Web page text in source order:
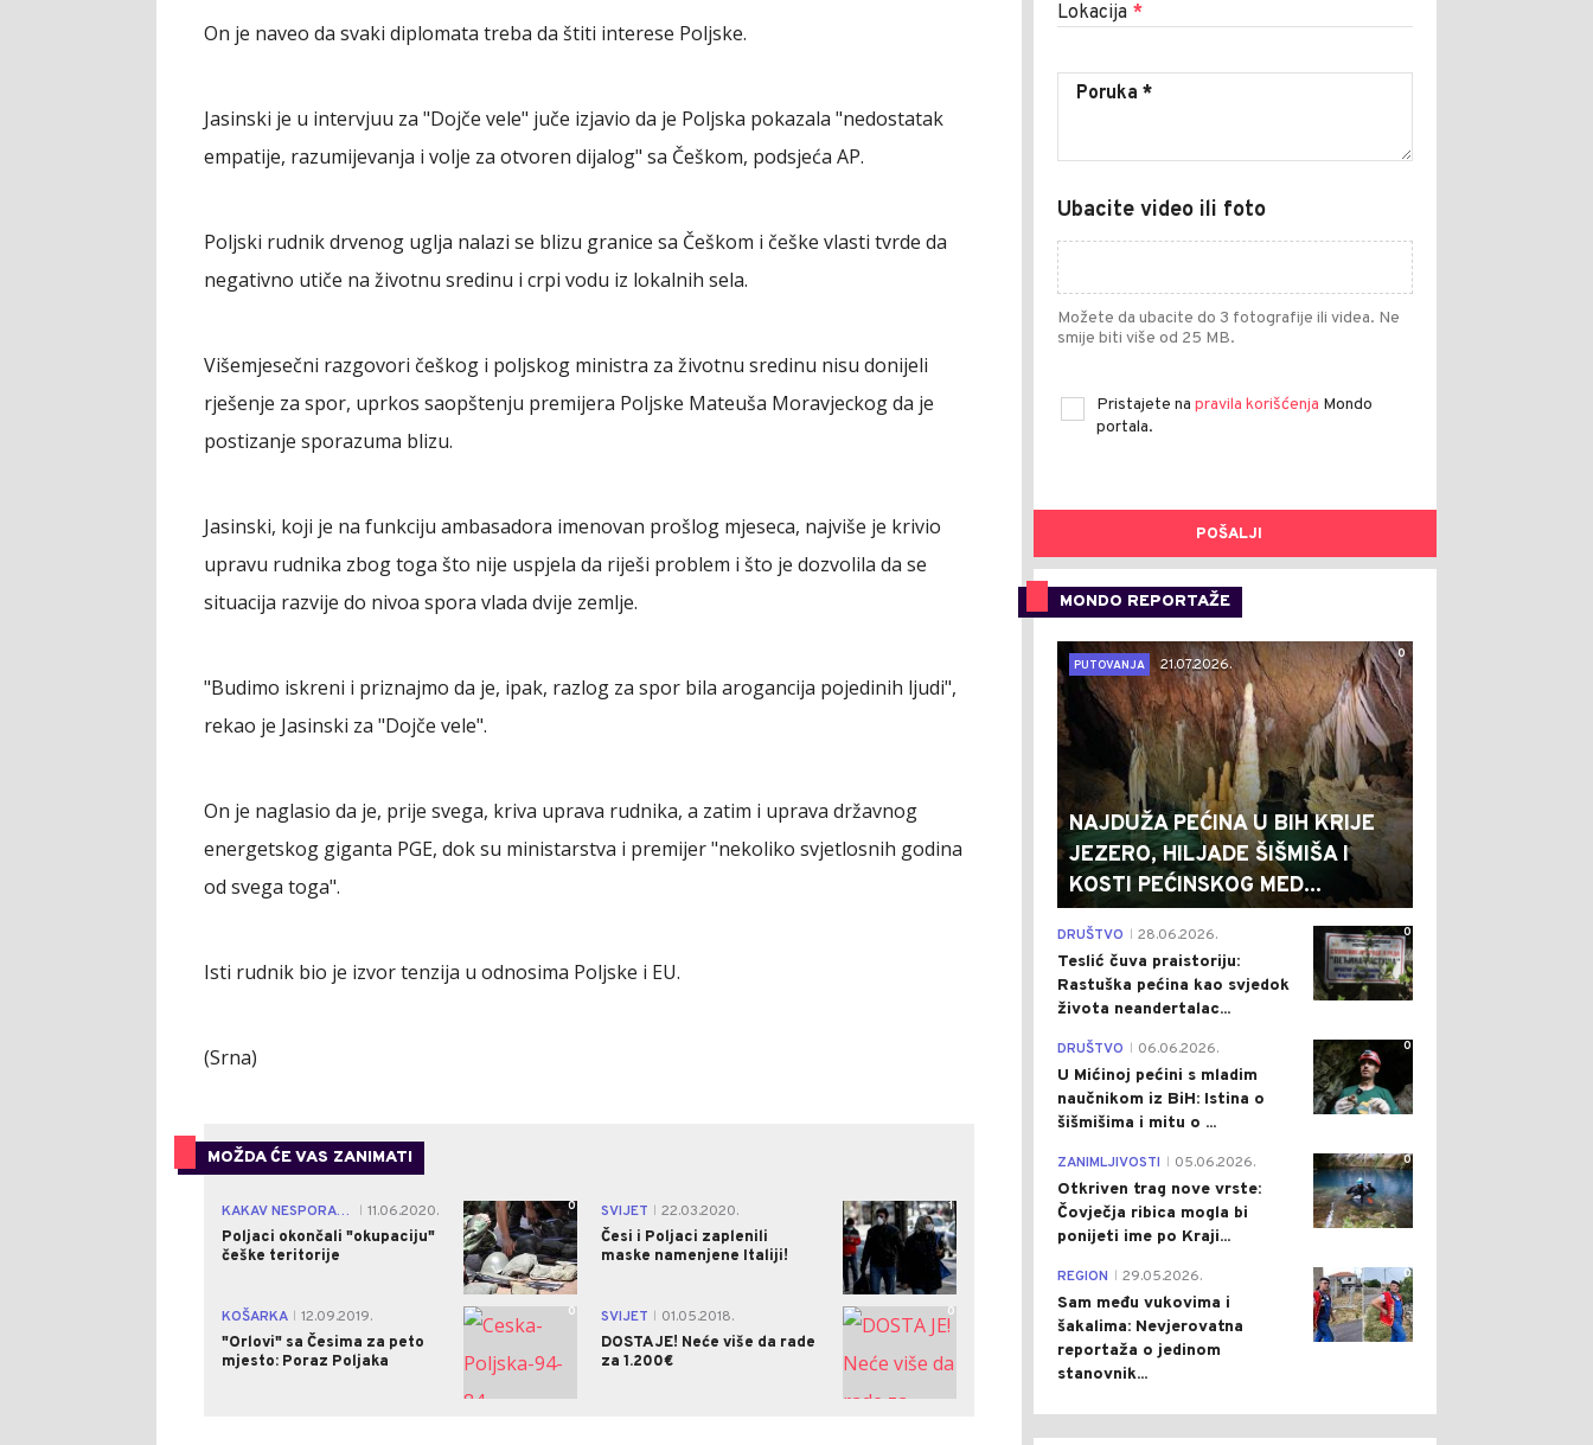
On je naveo da svaki diplomata treba da štiti interese Poljske.
Jasinski je u intervjuu za "Dojče vele" juče izjavio da je Poljska pokazala "nedostatak
empatije, razumijevanja i volje za otvoren dijalog" sa Češkom, podsjeća AP.
Poljski rudnik drvenog uglja nalazi se blizu granice sa Češkom i češke vlasti tvrde da
negativno utiče na životnu sredinu i crpi vodu iz lokalnih sela.
Višemjesečni razgovori češkog i poljskog ministra za životnu sredinu nisu donijeli
rješenje za spor, uprkos saopštenju premijera Poljske Mateuša Moravjeckog da je
postizanje sporazuma blizu.
Jasinski, koji je na funkciju ambasadora imenovan prošlog mjeseca, najviše je krivio
upravu rudnika zbog toga što nije uspjela da riješi problem i što je dozvolila da se
situacija razvije do nivoa spora vlada dvije zemlje.
"Budimo iskreni i priznajmo da je, ipak, razlog za spor bila arogancija pojedinih ljudi",
rekao je Jasinski za "Dojče vele".
On je naglasio da je, prije svega, kriva uprava rudnika, a zatim i uprava državnog
energetskog giganta PGE, dok su ministarstva i premijer "nekoliko svjetlosnih godina
od svega toga".
Isti rudnik bio je izvor tenzija u odnosima Poljske i EU.
(Srna)
MOŽDA ĆE VAS ZANIMATI
KAKAV NESPORAZUM
11.06.2020.
Poljaci okončali "okupaciju"
češke teritorije
0 SVIJET
22.03.2020.
Česi i Poljaci zaplenili
maske namenjene Italiji!
1
KOŠARKA
12.09.2019.
"Orlovi" sa Česima za peto
mjesto: Poraz Poljaka
0 SVIJET
01.05.2018.
DOSTA JE! Neće više da rade
za 1.200€
0
Lokacija *
Ubacite video ili foto
Možete da ubacite do 3 fotografije ili videa. Ne
smije biti više od 25 MB.
Pristajete na pravila korišćenja Mondo
portala.
POŠALJI
MONDO REPORTAŽE
0
PUTOVANJA
21.07.2026.
NAJDUŽA PEĆINA U BIH KRIJE
JEZERO, HILJADE ŠIŠMIŠA I
KOSTI PEĆINSKOG MED...
0
DRUŠTVO 28.06.2026.
Teslić čuva praistoriju:
Rastuška pećina kao svjedok
života neandertalac...
0
DRUŠTVO 06.06.2026.
U Mićinoj pećini s mladim
naučnikom iz BiH: Istina o
šišmišima i mitu o ...
0
ZANIMLJIVOSTI 05.06.2026.
Otkriven trag nove vrste:
Čovječja ribica mogla bi
ponijeti ime po Kraji...
0
REGION 29.05.2026.
Sam među vukovima i
šakalima: Nevjerovatna
reportaža o jedinom
stanovnik...